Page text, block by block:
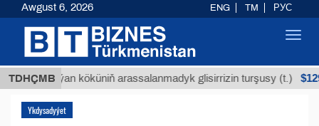
TDHÇMB
Buýan köküniň arassalanmadyk glisirrizin turşusy (t.) $12935,18
Ykdysadyýet
Awgust 6, 2026 ENG TM РУС